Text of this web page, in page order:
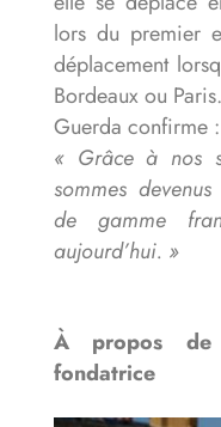
lors du premier
déplacement
Bordeaux ou Paris.
Guerda confirme :
« Grâce à nos
sommes
de gamme
aujourd’hui. »
À propos
fondatrice